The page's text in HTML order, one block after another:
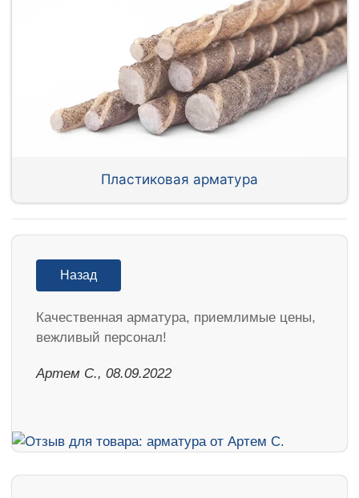
Пластиковая арматура
Назад
Качественная арматура, приемлимые цены,
вежливый персонал!
Артем С., 08.09.2022